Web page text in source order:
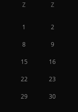
Z Z
1 2
8 9
15 16
22 23
29 30